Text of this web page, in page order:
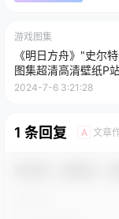
游戏图集
《明日方舟》"史尔
图集超清高清壁纸P
画图片素材
2024-7-6 3:21:28
1 条回复 A 文章